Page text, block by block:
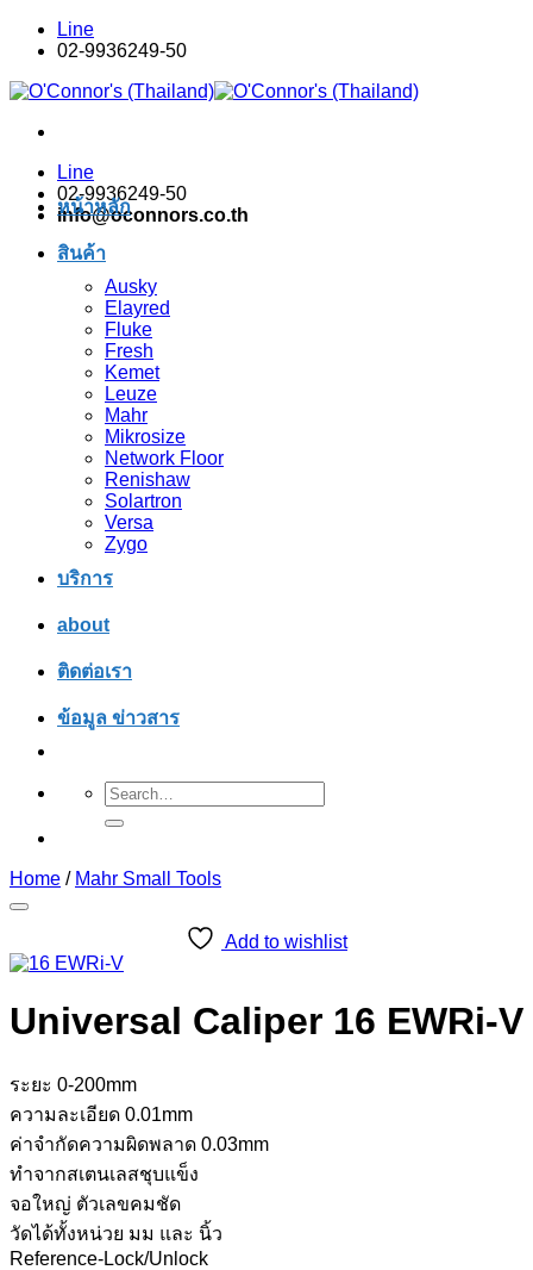
Skip
Line
02-9936249-50
Line
02-9936249-50
info@oconnors.co.th
หน้าหลัก
สินค้า
Ausky
Elayred
Fluke
Fresh
Kemet
Leuze
Mahr
Mikrosize
Network Floor
Renishaw
Solartron
Versa
Zygo
บริการ
about
ติดต่อเรา
ข้อมูล ข่าวสาร
Search
for:
Home / Mahr Small Tools
Add to wishlist
Universal Caliper 16 EWRi-V
ระยะ 0-200mm
ความละเอียด 0.01mm
ค่าจำกัดความผิดพลาด 0.03mm
ทำจากสเตนเลสชุบแข็ง
จอใหญ่ ตัวเลขคมชัด
วัดได้ทั้งหน่วย มม และ นิ้ว
Reference-Lock/Unlock